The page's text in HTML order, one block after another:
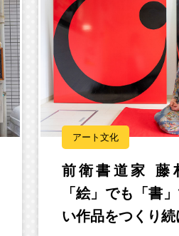
アート文化
前衛書道家 藤
「絵」でも「書
い作品をつくり続